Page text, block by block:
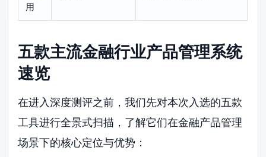
用
五款主流金融行业产品管理系统
速览
在进入深度测评之前，我们先对本次入选的五款
工具进行全景式扫描，了解它们在金融产品管理
场景下的核心定位与优势：